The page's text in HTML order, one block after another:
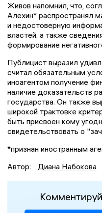
Живов напомнил, что,
Алехин* распространял
и недостоверную
властей, а также
формирование
Публицист выразил
считал обязательным
иноагентом получение
наличие доказательств
государства. Он также
широкой трактовке
быть присвоен кому
свидетельствовать о
*признан иностранным
Автор:
Диана Набокова